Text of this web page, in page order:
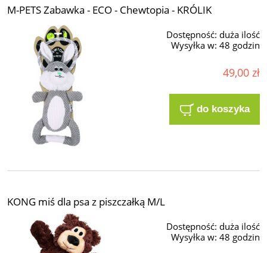
M-PETS Zabawka - ECO - Chewtopia - KRÓLIK
Dostępność: duża ilość
Wysyłka w: 48 godzin
49,00 zł
do koszyka
KONG miś dla psa z piszczałką M/L
Dostępność: duża ilość
Wysyłka w: 48 godzin